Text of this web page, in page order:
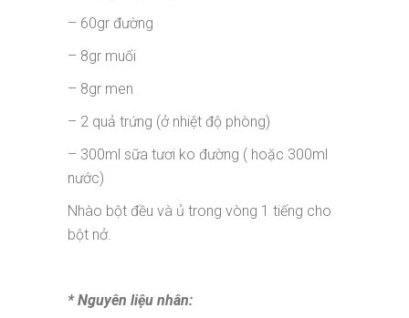
– 60gr đường
– 8gr muối
– 8gr men
– 2 quả trứng (ở nhiệt độ phòng)
– 300ml sữa tươi ko đường ( hoặc 300ml
nước)
Nhào bột đều và ủ trong vòng 1 tiếng cho
bột nở.
* Nguyên liệu nhân: